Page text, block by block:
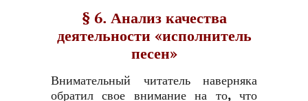
§ 6. Анализ качества
деятельности «исполнитель
песен»
Внимательный читатель наверняка
обратил свое внимание на то, что